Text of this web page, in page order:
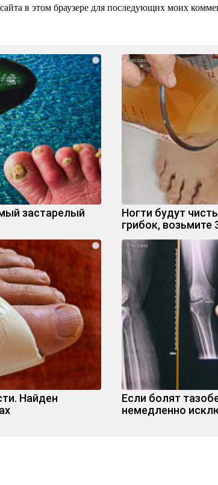
в этом браузере для последующих моих
i
застарелый
Ногти будут
грибок, возьмите
i
Найден
Если болят
немедленно